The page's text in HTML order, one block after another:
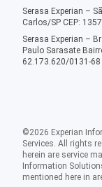
Serasa Experian –
Carlos/SP CEP:
Serasa Experian –
Paulo Sarasate
62.173.620/0131-68
©2026 Experian
Services. All rights
herein are service
Information
mentioned here in